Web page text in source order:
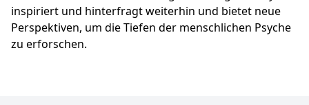
inspiriert und hinterfragt weiterhin und bietet neue
Perspektiven, um die Tiefen der menschlichen Psyche
zu erforschen.